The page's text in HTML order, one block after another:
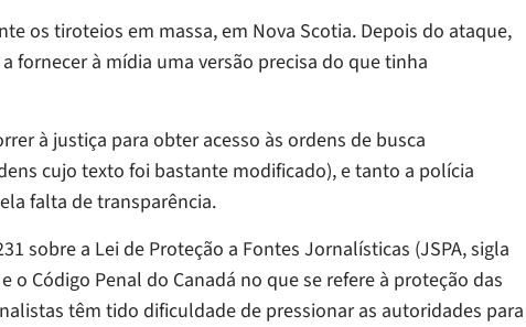
os tiroteios em massa, em Nova Scotia. Depois do ataque,
fornecer à mídia uma versão precisa do que tinha
à justiça para obter acesso às ordens de busca
cujo texto foi bastante modificado), e tanto a polícia
falta de transparência.
sobre a Lei de Proteção a Fontes Jornalísticas (JSPA, sigla
o Código Penal do Canadá no que se refere à proteção das
têm tido dificuldade de pressionar as autoridades para